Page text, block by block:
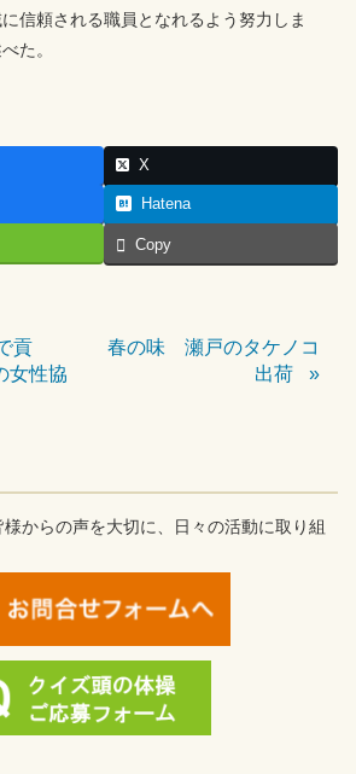
信頼される職員となれるよう努力しま
た。
X
Hatena
Copy
貢
女性協
春の味 瀬戸のタケノコ
出荷
からの声を大切に、日々の活動に取り組